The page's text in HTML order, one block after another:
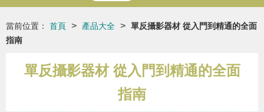
當前位置： 首頁 > 產品大全 > 單反攝影器材 從入門到精通的全面
指南
單反攝影器材 從入門到精通的全面
指南